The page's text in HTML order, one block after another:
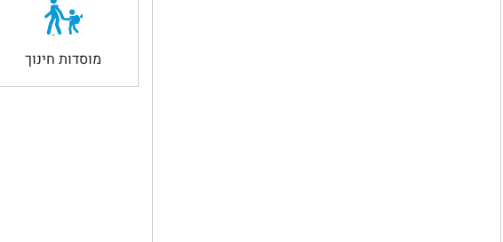
מוסדות חינוך